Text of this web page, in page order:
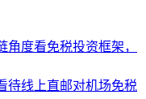
度看免税投资框架，
待线上直邮对机场免税